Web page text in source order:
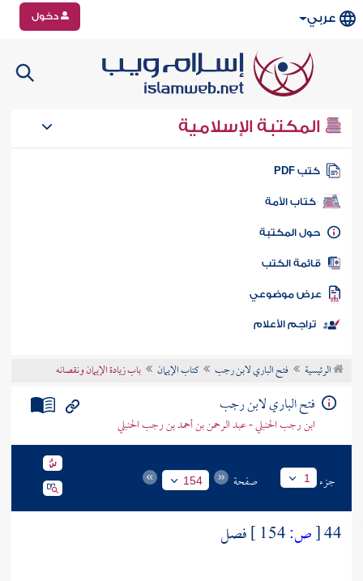
عربي دخول
المكتبة الإسلامية
كتب PDF
كتاب الأمة
المكتبة
الكتب
موضوعي
تراجم الأعلام
الرئيسية فتح الباري لابن رجب كتاب الإيمان باب زيادة الإيمان ونقصانه
فتح الباري لابن رجب
ابن رجب الحنبلي - عبد الرحمن بن أحمد بن رجب الحنبلي
جزء 1 صفحة 154
44
[ص:
فصل